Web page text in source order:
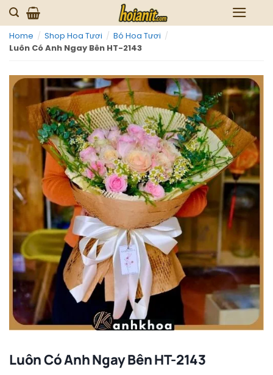
Skip
to
content
Home / Shop Hoa Tươi / Bó Hoa Tươi /
Luôn Có Anh Ngay Bên HT-2143
Luôn Có Anh Ngay Bên HT-2143